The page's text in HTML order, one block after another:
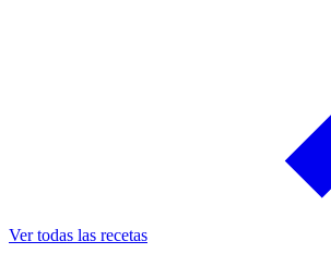
Ver todas las recetas